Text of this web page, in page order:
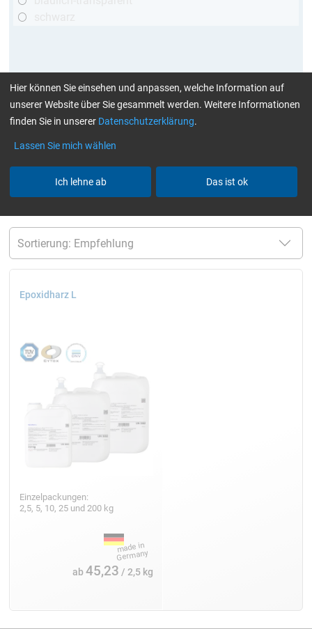
mehr Infos:Klebstoffe finden Sie hier
aktuelle Filter: 60 - 120 Min bis 70 °C
Epoxidharz L
Einzelpackungen:
2,5, 5, 10, 25 und 200 kg
ab45,23 / 2,5 kg
Hier können Sie einsehen und anpassen, welche Information auf
unserer Website über Sie gesammelt werden. Weitere Informationen
finden Sie in unserer Datenschutzerklärung.
Lassen Sie mich wählen
Ich lehne ab Das ist ok